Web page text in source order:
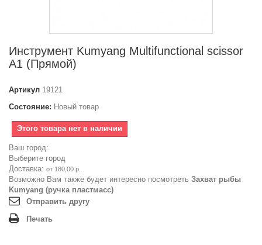
Инструмент Kumyang Multifunctional scissor
A1 (Прямой)
Артикул 19121
Состояние: Новый товар
Этого товара нет в наличии
Ваш город:
Выберите город
Доставка: от 180,00 р.
Возможно Вам также будет интересно посмотреть Захват рыбы
Kumyang (ручка пластмасс)
Отправить другу
Печать